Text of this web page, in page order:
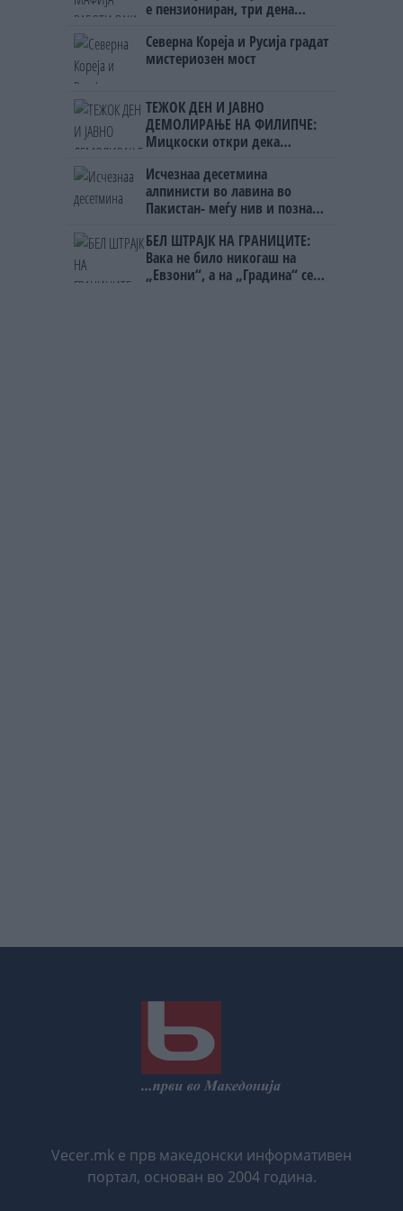
е пензиониран, три дена
на бизнисменот Марковски
Северна Кореја и Русија градат
мистериозен мост
ТЕЖОК ДЕН И ЈАВНО
ДЕМОЛИРАЊЕ НА ФИЛИПЧЕ:
Мицкоски откри дека
ништо, освен за кеш
Исчезнаа десетмина
алпинисти во лавина во
Пакистан- меѓу нив и познат
БЕЛ ШТРАЈК НА ГРАНИЦИТЕ:
Вака не било никогаш на
„Евзони“, а на „Градина“ се
Vecer.mk е прв македонски информативен
портал, основан во 2004 година.